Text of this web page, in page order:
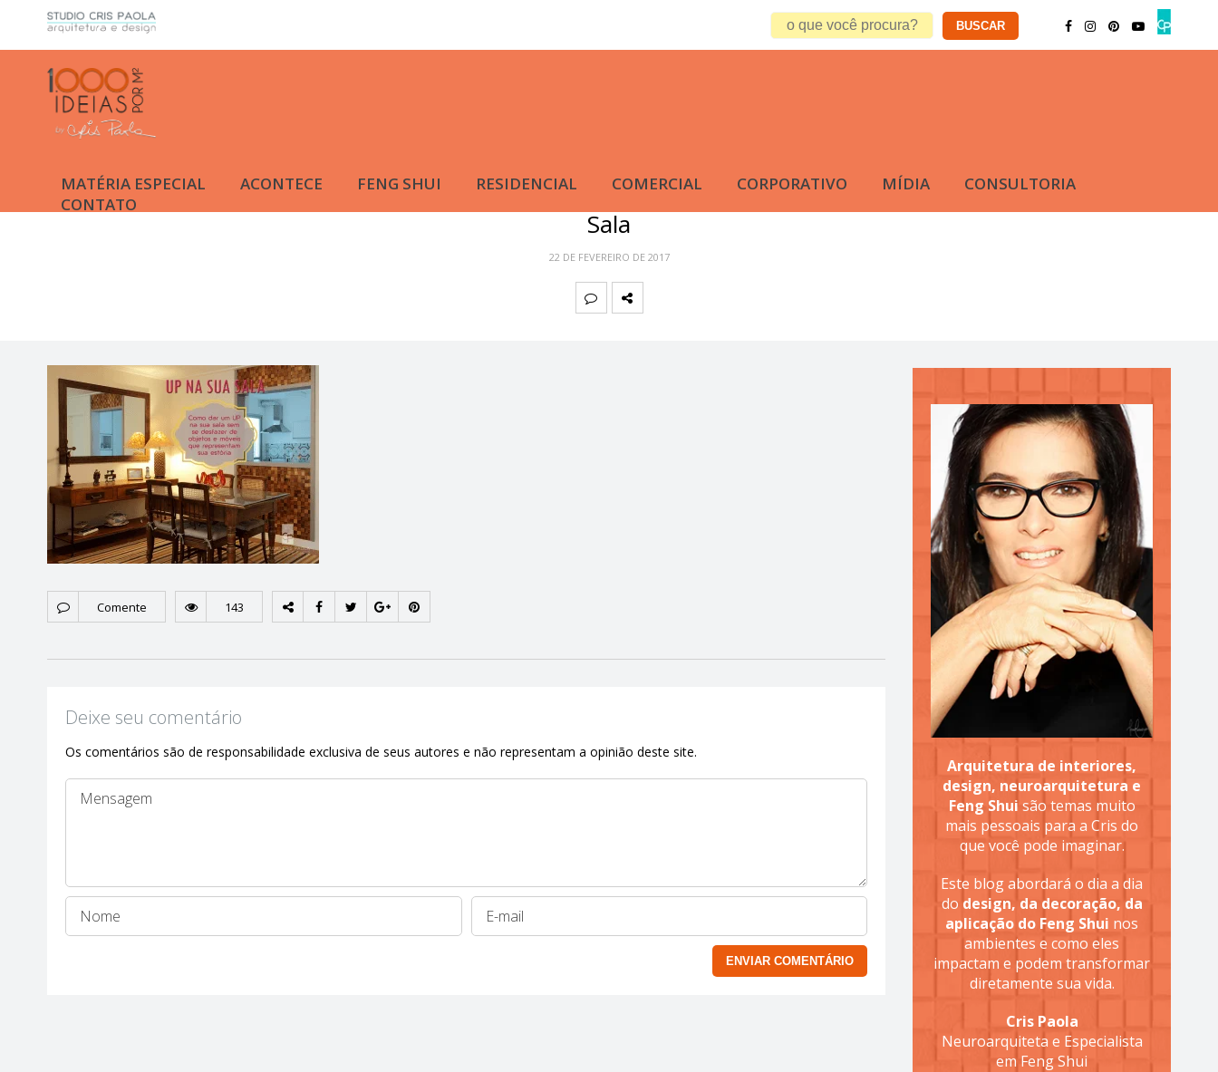
MATÉRIA ESPECIAL ACONTECE FENG SHUI RESIDENCIAL COMERCIAL CORPORATIVO MÍDIA
CONSULTORIA
CONTATO
Sala
22 DE FEVEREIRO DE 2017
Comente 143
Deixe seu comentário
Os comentários são de responsabilidade exclusiva de seus autores e não representam a opinião deste site.
Arquitetura de interiores,
design, neuroarquitetura e
Feng Shui são temas muito
mais pessoais para a Cris do
que você pode imaginar.
Este blog abordará o dia a dia
do design, da decoração, da
aplicação do Feng Shui nos
ambientes e como eles
impactam e podem transformar
diretamente sua vida.
Cris Paola
Neuroarquiteta e Especialista
em Feng Shui